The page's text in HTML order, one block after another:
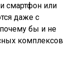
смартфон или
даже с
почему бы и не
комплексов